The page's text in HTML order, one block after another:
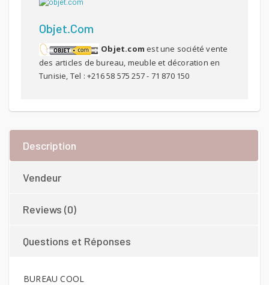
Objet.com
Objet.com est une société vente
des articles de bureau, meuble et décoration en
Tunisie, Tel : +216 58 575 257 - 71 870 150
Description
Vendeur
Reviews (0)
Questions et Réponses
BUREAU COOL